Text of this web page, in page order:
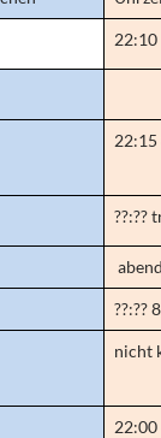
22:10
22:15
??:??
??:??
nicht
22:00